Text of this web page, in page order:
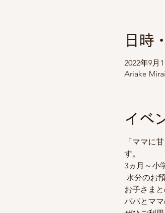
日時
2022年9月
Ariake
イベ
「ママに
す。
3ヵ月～小
水分のお
お子さま
パパとマ